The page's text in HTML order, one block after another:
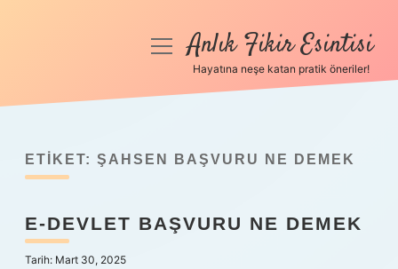
Anasayfa
Yasal Uyarı
Hakkımızda
menüyüAnlık Fikir Esintisi
Hayatına neşe katan pratik öneriler!
ETIKET: ŞAHSEN BAŞVURU NE DEMEK
E-DEVLET BAŞVURU NE DEMEK
Tarih: Mart 30, 2025